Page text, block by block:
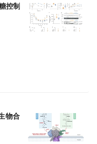
控制
物合成途径，动态代谢物